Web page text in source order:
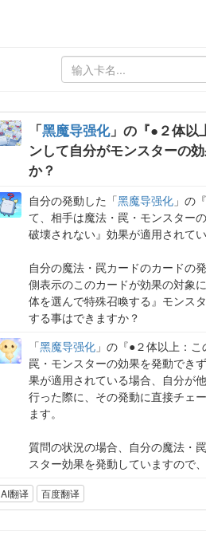
「黑魔导强化」の『●２体以
ンして自分がモンスターの
か？
自分の発動した「黑魔导强化 」の
て、相手は魔法・罠・モンスター
破壊されない』効果が適用されてい
自分の魔法・罠カードのカードの
側表示のこのカードが効果の対象
体を選んで特殊召喚する』モンス
する事はできますか？
「黑魔导强化 」の『●２体以上：
罠・モンスターの効果を発動でき
果が適用されている場合、自分が
行った際に、その発動に直接チェ
ます。
質問の状況の場合、自分の魔法・
スター効果を発動していますので
AI翻译 百度翻译